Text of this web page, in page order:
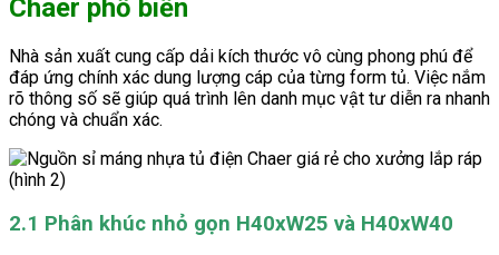
Chaer phổ biến
Nhà sản xuất cung cấp dải kích thước vô cùng phong phú để
đáp ứng chính xác dung lượng cáp của từng form tủ. Việc nắm
rõ thông số sẽ giúp quá trình lên danh mục vật tư diễn ra nhanh
chóng và chuẩn xác.
2.1 Phân khúc nhỏ gọn H40xW25 và H40xW40